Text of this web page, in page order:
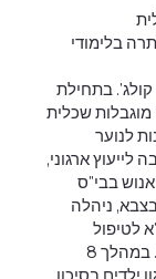
בלימודי
בתחילת
שכלית
לנוער
ארגוני,
בבי"ס
ניהלה
לטיפול
בקהילה הזרה (מהגרי עבודה ומבקשי מקלט). במהלך 8
ילדים בסיכון